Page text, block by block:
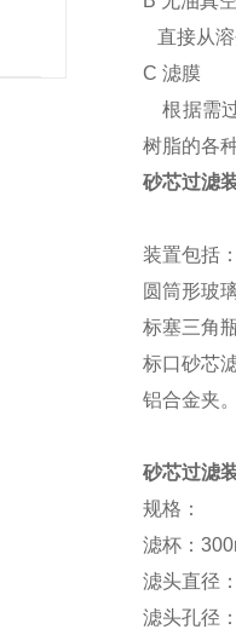
直接从溶
C 滤膜
根据需
树脂的各
砂芯过滤
装置包括
圆筒形玻
标塞三角
标口砂芯
铝合金夹
砂芯过滤
规格：
滤杯：
滤头直径
滤头孔径